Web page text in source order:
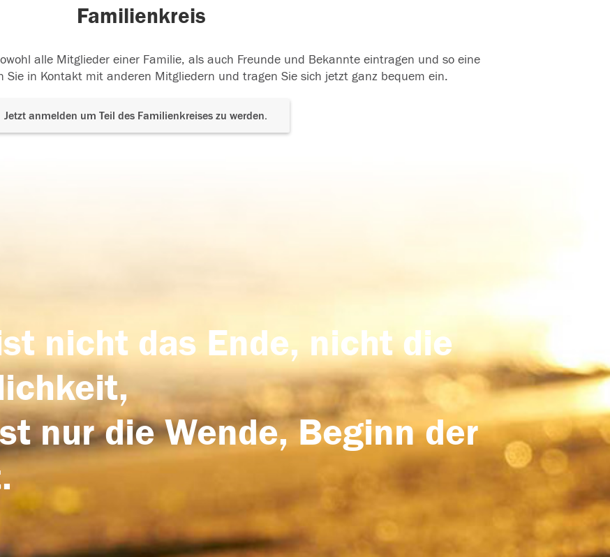
Familienkreis
alle Mitglieder einer Familie, als auch Freunde und Bekannte eintragen und so eine
Sie in Kontakt mit anderen Mitgliedern und tragen Sie sich jetzt ganz bequem ein.
Jetzt anmelden um Teil des Familienkreises zu werden.
nicht das Ende, nicht die
nur die Wende, Beginn der